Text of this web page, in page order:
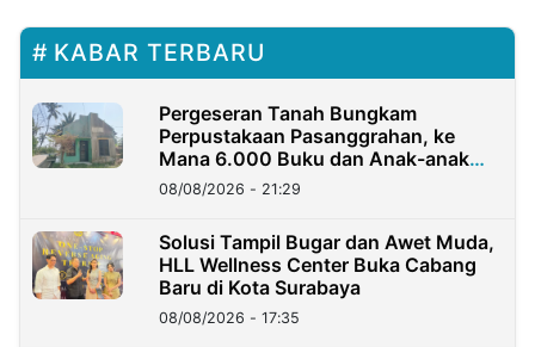
KABAR TERBARU
Pergeseran Tanah Bungkam
Perpustakaan Pasanggrahan, ke
Mana 6.000 Buku dan Anak-anak
Kini?
08/08/2026 - 21:29
Solusi Tampil Bugar dan Awet Muda,
HLL Wellness Center Buka Cabang
Baru di Kota Surabaya
08/08/2026 - 17:35